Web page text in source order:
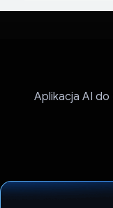
Aplikacja AI